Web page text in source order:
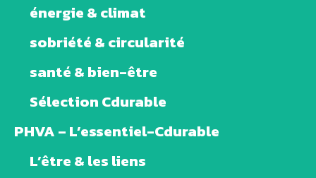
énergie & climat
sobriété & circularité
santé & bien-être
Sélection Cdurable
PHVA – L’essentiel-Cdurable
L’être & les liens